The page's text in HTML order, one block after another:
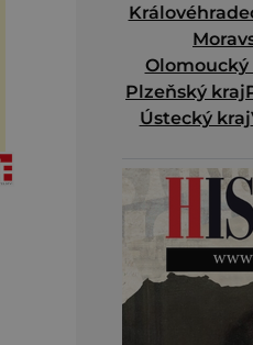
Olomoucký
Plzeňský kraj
Ústecký kraj